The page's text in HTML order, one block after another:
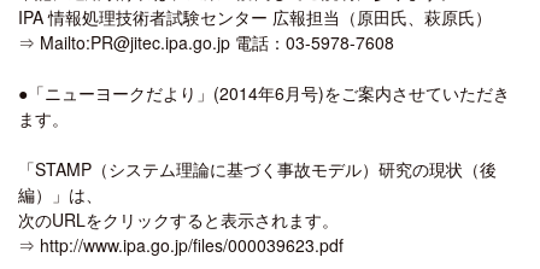
IPA 情報処理技術者試験センター 広報担当（原田氏、萩原氏）
⇒ Mailto:PR@jitec.ipa.go.jp 電話：03-5978-7608
●「ニューヨークだより」(2014年6月号)をご案内させていただき
ます。
「STAMP（システム理論に基づく事故モデル）研究の現状（後
編）」は、
次のURLをクリックすると表示されます。
⇒ http://www.ipa.go.jp/files/000039623.pdf